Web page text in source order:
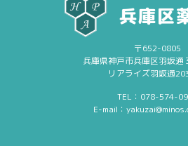
〒652-0805
兵庫県神戸市兵庫区羽坂通
リアライズ羽坂通
TEL：078-574-
E-mail：